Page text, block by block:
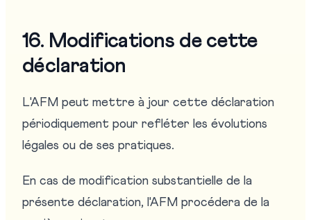
16. Modifications de cette
déclaration
L'AFM peut mettre à jour cette déclaration
périodiquement pour refléter les évolutions
légales ou de ses pratiques.
En cas de modification substantielle de la
présente déclaration, l'AFM procédera de la